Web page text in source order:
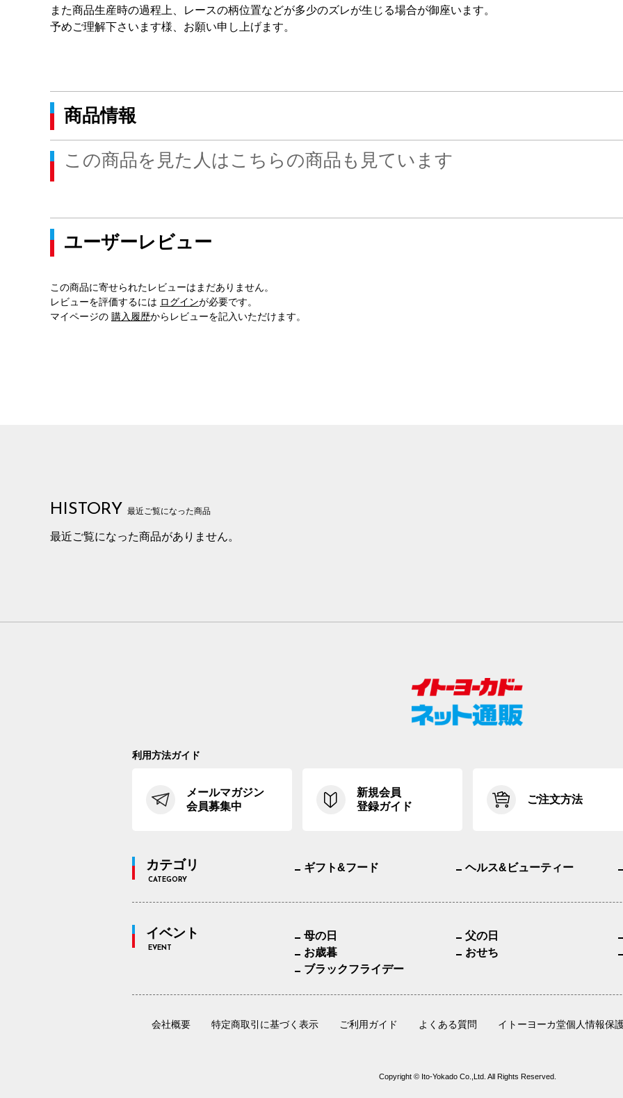
また商品生産時の過程上、レースの柄位置などが多少のズレが生じる場合が御座います。
予めご理解下さいます様、お願い申し上げます。
商品情報
この商品を見た人はこちらの商品も見ています
ユーザーレビュー
この商品に寄せられたレビューはまだありません。
レビューを評価するには ログインが必要です。
マイページの 購入履歴からレビューを記入いただけます。
HISTORY 最近ご覧になった商品
最近ご覧になった商品がありません。
利用方法ガイド
メールマガジン
会員募集中
新規会員
登録ガイド
ご注文方法
カテゴリ
CATEGORY
ギフト&フード ヘルス&ビューティー
イベント
EVENT
母の日 父の日
お歳暮
おせち
ブラックフライデー
会社概要 特定商取引に基づく表示 ご利用ガイド よくある質問 イトーヨーカ堂個人情報保
Copyright © Ito-Yokado Co.,Ltd. All Rights Reserved.